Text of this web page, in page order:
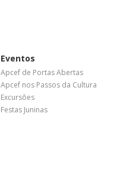
Eventos
Apcef de Portas Abertas
Apcef nos Passos da Cultura
Excursões
Festas Juninas